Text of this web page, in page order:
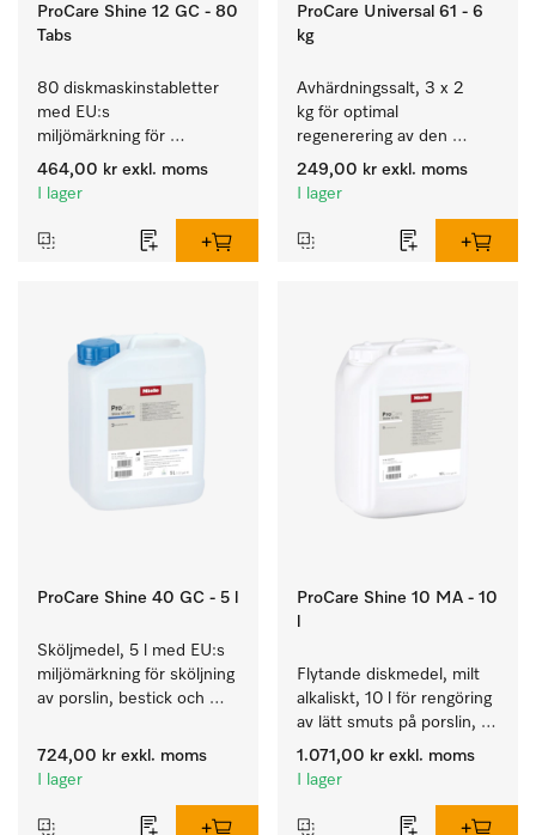
ProCare Shine 12 GC - 80
Tabs
80 diskmaskinstabletter
med EU:s
miljömärkning för
rengöring av mycket
smutsigt porslin, bestick
464,00 kr exkl. moms
I lager
ProCare Universal 61 - 6
kg
Avhärdningssalt, 3 x 2
kg för optimal
regenerering av den
interna avhärdaren.
249,00 kr exkl. moms
I lager
ProCare Shine 40 GC - 5 l
Sköljmedel, 5 l med EU:s
miljömärkning för sköljning
av porslin, bestick och
724,00 kr exkl. moms
I lager
ProCare Shine 10 MA - 10
Flytande diskmedel, milt
alkaliskt, 10 l för rengöring
av lätt smuts på porslin,
bestick och glas.
1.071,00 kr exkl. moms
I lager